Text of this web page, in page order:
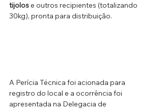
tijolos e outros recipientes (totalizando
30kg), pronta para distribuição.
A Perícia Técnica foi acionada para
registro do local e a ocorrência foi
apresentada na Delegacia de